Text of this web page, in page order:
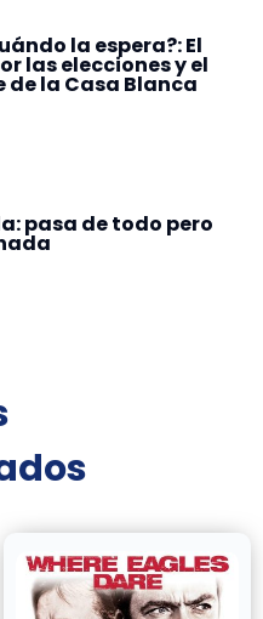
la espera?: El
las elecciones y el
de la Casa Blanca
pasa de todo pero